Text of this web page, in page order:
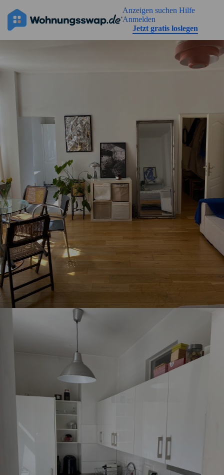
Anzeigen suchen Hilfe
Anmelden
Jetzt gratis loslegen